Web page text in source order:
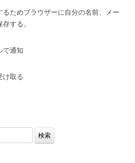
ためブラウザーに自分の名前、メー
する。
で通知
け取る